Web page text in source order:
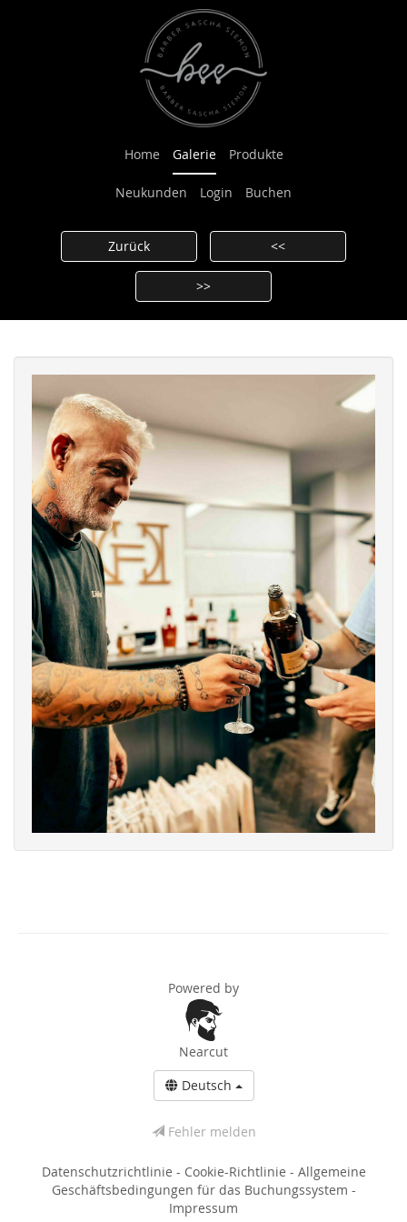
Home Galerie Produkte
Neukunden Login Buchen
Zurück <<
>>
Powered by
Nearcut
Deutsch
Fehler melden
Datenschutzrichtlinie - Cookie-Richtlinie - Allgemeine
Geschäftsbedingungen für das Buchungssystem -
Impressum